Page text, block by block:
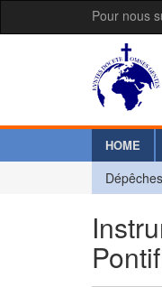
Pour nous
HOME
Dépêches